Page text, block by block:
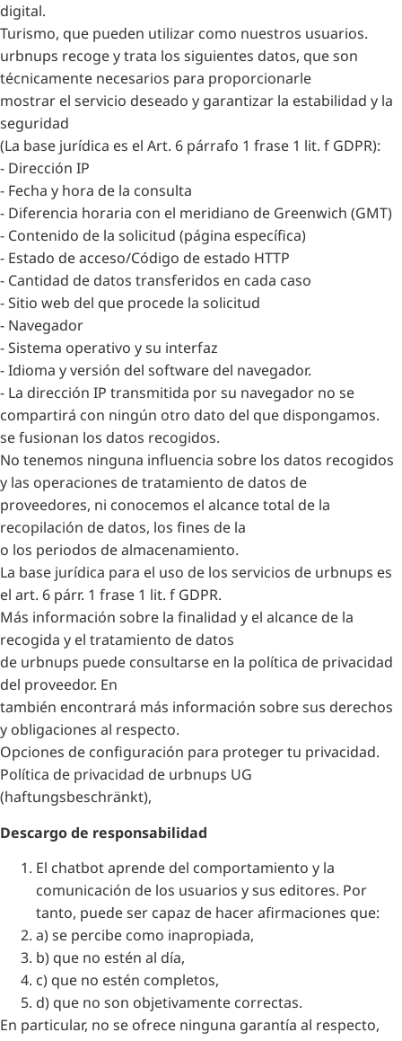
digital.
Turismo, que pueden utilizar como nuestros usuarios.
urbnups recoge y trata los siguientes datos, que son
técnicamente necesarios para proporcionarle
mostrar el servicio deseado y garantizar la estabilidad y la
seguridad
(La base jurídica es el Art. 6 párrafo 1 frase 1 lit. f GDPR):
- Dirección IP
- Fecha y hora de la consulta
- Diferencia horaria con el meridiano de Greenwich (GMT)
- Contenido de la solicitud (página específica)
- Estado de acceso/Código de estado HTTP
- Cantidad de datos transferidos en cada caso
- Sitio web del que procede la solicitud
- Navegador
- Sistema operativo y su interfaz
- Idioma y versión del software del navegador.
- La dirección IP transmitida por su navegador no se
compartirá con ningún otro dato del que dispongamos.
se fusionan los datos recogidos.
No tenemos ninguna influencia sobre los datos recogidos
y las operaciones de tratamiento de datos de
proveedores, ni conocemos el alcance total de la
recopilación de datos, los fines de la
o los periodos de almacenamiento.
La base jurídica para el uso de los servicios de urbnups es
el art. 6 párr. 1 frase 1 lit. f GDPR.
Más información sobre la finalidad y el alcance de la
recogida y el tratamiento de datos
de urbnups puede consultarse en la política de privacidad
del proveedor. En
también encontrará más información sobre sus derechos
y obligaciones al respecto.
Opciones de configuración para proteger tu privacidad.
Política de privacidad de urbnups UG
(haftungsbeschränkt),
Descargo de responsabilidad
El chatbot aprende del comportamiento y la
comunicación de los usuarios y sus editores. Por
tanto, puede ser capaz de hacer afirmaciones que:
a) se percibe como inapropiada,
b) que no estén al día,
c) que no estén completos,
d) que no son objetivamente correctas.
En particular, no se ofrece ninguna garantía al respecto,